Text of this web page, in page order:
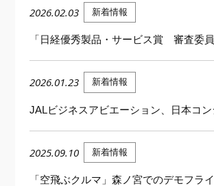
2026.02.03 新着情報
2026.01.23 新着情報
2025.09.10 新着情報
「空飛ぶクルマ」森ノ宮でのデモフラ